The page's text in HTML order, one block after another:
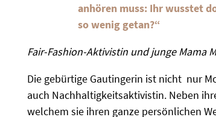
anhören muss: Ihr wusstet
so wenig getan?“
Fair-Fashion-Aktivistin und junge Mama
Die gebürtige Gautingerin ist nicht nur
auch Nachhaltigkeitsaktivistin. Neben
welchem sie ihren ganze persönlichen